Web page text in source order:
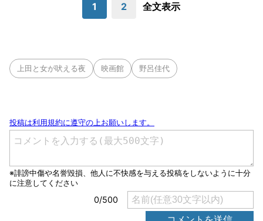
1 2 全文表示
上田と女が吠える夜 映画館 野呂佳代